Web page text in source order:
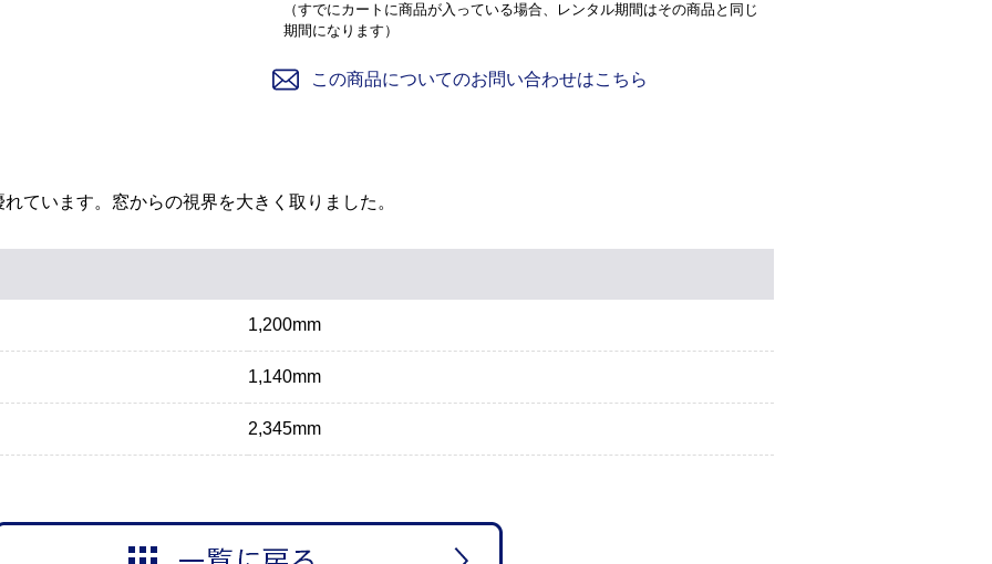
（すでにカートに商品が入っている場合、レンタル期間はその商品と同じ
期間になります）
この商品についてのお問い合わせはこちら
ています。窓からの視界を大きく取りました。
1,200mm
1,140mm
2,345mm